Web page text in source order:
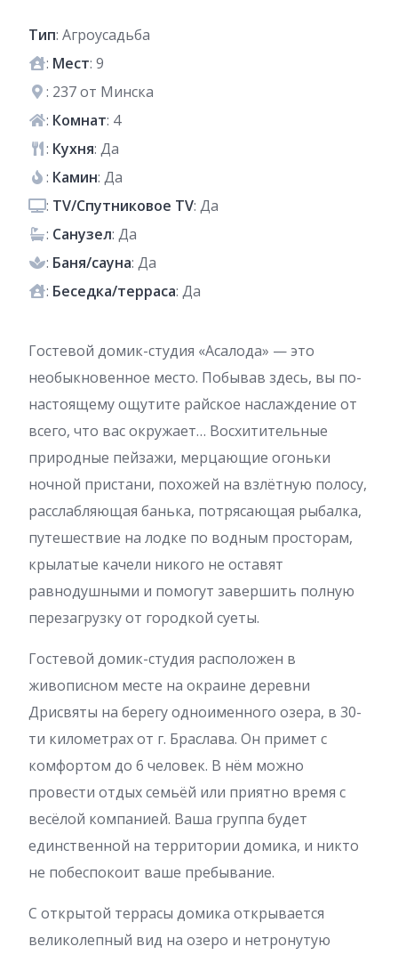
Тип: Агроусадьба
: Мест: 9
: 237 от Минска
: Комнат: 4
: Кухня: Да
: Камин: Да
: TV/Спутниковое TV: Да
: Санузел: Да
: Баня/сауна: Да
: Беседка/терраса: Да
Гостевой домик-студия «Асалода» — это
необыкновенное место. Побывав здесь, вы по-
настоящему ощутите райское наслаждение от
всего, что вас окружает… Восхитительные
природные пейзажи, мерцающие огоньки
ночной пристани, похожей на взлётную полосу,
расслабляющая банька, потрясающая рыбалка,
путешествие на лодке по водным просторам,
крылатые качели никого не оставят
равнодушными и помогут завершить полную
перезагрузку от городкой суеты.
Гостевой домик-студия расположен в
живописном месте на окраине деревни
Дрисвяты на берегу одноименного озера, в 30-
ти километрах от г. Браслава. Он примет с
комфортом до 6 человек. В нём можно
провести отдых семьёй или приятно время с
весёлой компанией. Ваша группа будет
единственной на территории домика, и никто
не побеспокоит ваше пребывание.
С открытой террасы домика открывается
великолепный вид на озеро и нетронутую